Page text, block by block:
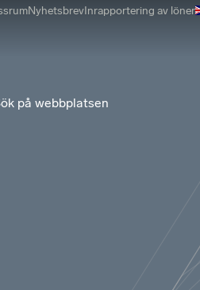
NyhetsbrevInrapportering av löner
på webbplatsen